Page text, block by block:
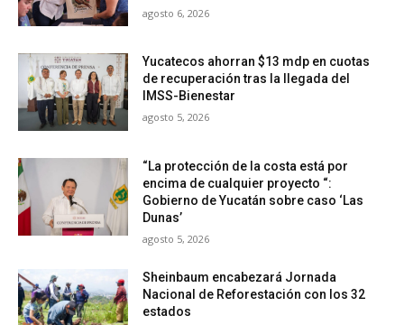
agosto 6, 2026
Yucatecos ahorran $13 mdp en cuotas
de recuperación tras la llegada del
IMSS-Bienestar
agosto 5, 2026
“La protección de la costa está por
encima de cualquier proyecto “:
Gobierno de Yucatán sobre caso ‘Las
Dunas’
agosto 5, 2026
Sheinbaum encabezará Jornada
Nacional de Reforestación con los 32
estados